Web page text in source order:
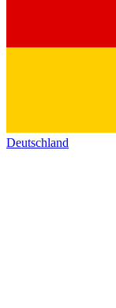
Deutschland